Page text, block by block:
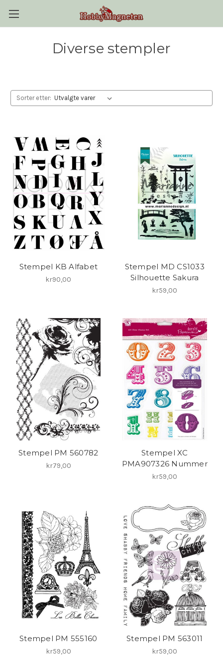
Diverse stempler
Sorter etter:
Stempel KB Alfabet
kr90,00
Stempel MD CS1033
Silhouette Sakura
kr59,00
Stempel PM 560782
kr79,00
Stempel XC
PMA907326 Nummer
kr59,00
Stempel PM 555160
kr59,00
Stempel PM 563011
kr59,00